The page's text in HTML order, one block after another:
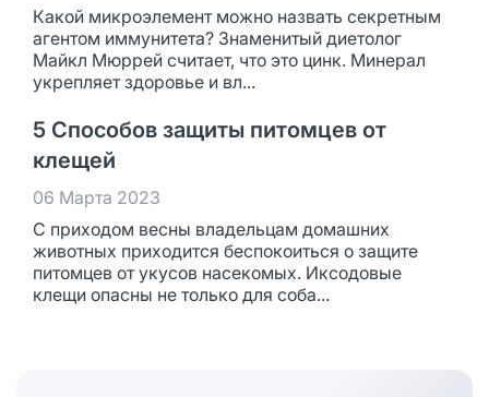
Какой микроэлемент можно назвать секретным
агентом иммунитета? Знаменитый диетолог
Майкл Мюррей считает, что это цинк. Минерал
укрепляет здоровье и вл...
5 Способов защиты питомцев от
клещей
06 Марта 2023
С приходом весны владельцам домашних
животных приходится беспокоиться о защите
питомцев от укусов насекомых. Иксодовые
клещи опасны не только для соба...